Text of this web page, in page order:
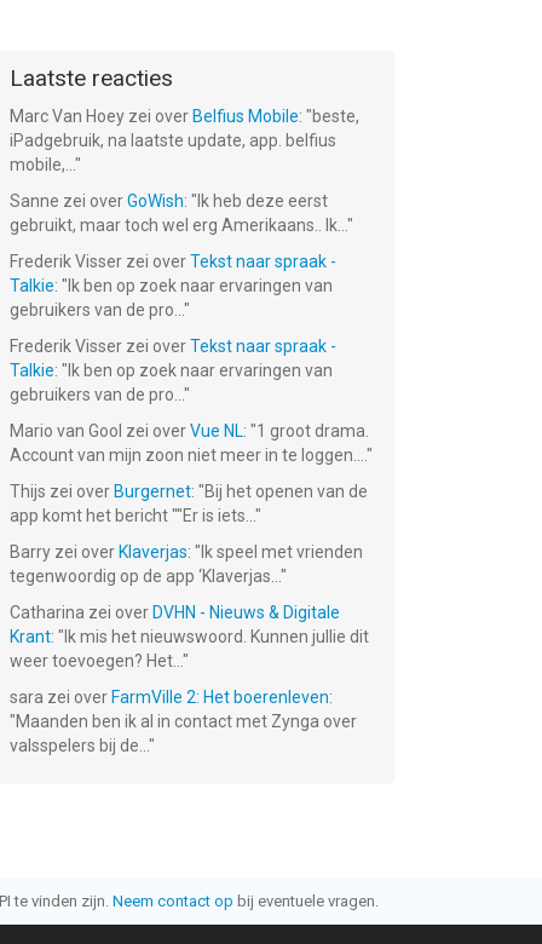
Laatste reacties
Marc Van Hoey zei over Belfius Mobile: "beste,
iPadgebruik, na laatste update, app. belfius
mobile,... "
Sanne zei overGoWish: " Ik heb deze eerst
gebruikt, maar toch wel erg Amerikaans.. Ik... "
Frederik Visser zei overTekst naar spraak -
Talkie: " Ik ben op zoek naar ervaringen van
gebruikers van de pro... "
Frederik Visser zei overTekst naar spraak -
Talkie: " Ik ben op zoek naar ervaringen van
gebruikers van de pro... "
Mario van Gool zei overVue NL: "1 groot drama.
Account van mijn zoon niet meer in te loggen.... "
Thijs zei over Burgernet: "Bij het openen van de
app komt het bericht ""Er is iets... "
Barry zei over Klaverjas: " Ik speel met vrienden
tegenwoordig op de app ‘Klaverjas... "
Catharina zei over DVHN - Nieuws & Digitale
Krant: " Ik mis het nieuwswoord. Kunnen jullie dit
weer toevoegen? Het... "
sara zei over FarmVille 2: Het boerenleven:
"Maanden ben ik al in contact met Zynga over
valsspelers bij de... "
te vinden zijn. Neem contact op bij eventuele vragen.